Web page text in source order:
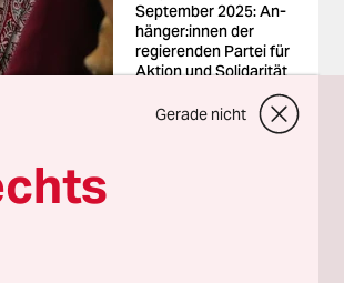
September 2025: An­
hän­ge­r:in­nen der
regierenden Partei für
Aktion und Solidarität
Foto:
nach
Gerade nicht